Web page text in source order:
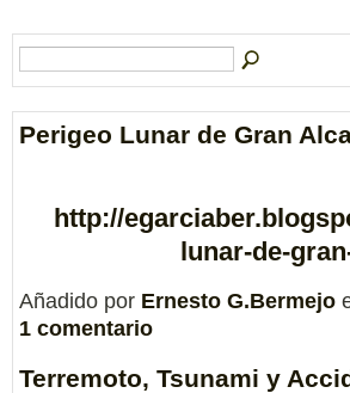
Perigeo Lunar de Gran
http://
lunar-de-
Añadido por Ernesto G.Bermejo
1 comentario
Terremoto, Tsunami y